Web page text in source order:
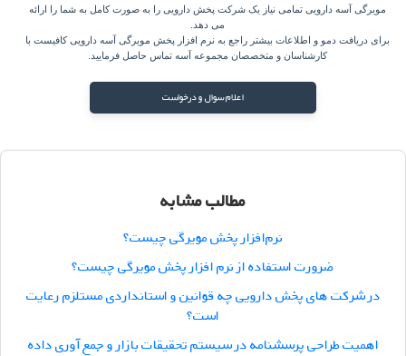
مویرگی آسه دارویی تمامی نیاز یک شرکت پخش دارویی را به صورت کامل به شما را ارائه
می دهد.
برای دریافت دمو و اطلاعات بیشتر راجع به نرم افزار پخش مویرگی آسه دارویی کافیست با
کارشناسان و متخصصان مجموعه آسه تماس حاصل فرمایید.
اعلام سوال و درخواست
مطالب مشابه
نرم‌افزار پخش مویرگی چیست؟
ضرورت استفاده از نرم افزار پخش مویرگی چیست؟
در شرکت های پخش دارویی چه قوانین و استانداردی مستلزم رعایت
است؟
اهمیت طراحی پرسشنامه در سیستم تحقیقات بازار و جمع آوری داده